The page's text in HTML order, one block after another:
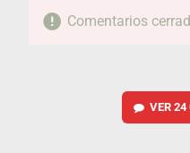
Comentarios
VER 24